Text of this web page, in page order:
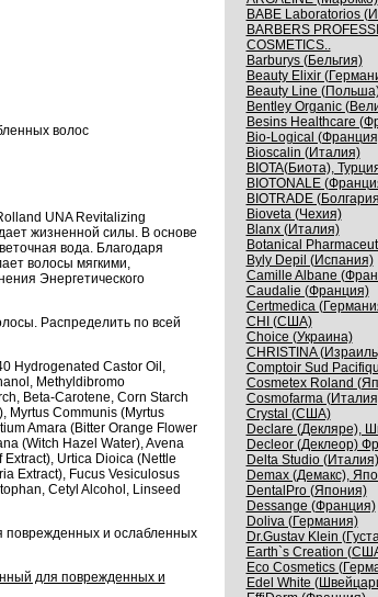
волос
UNA Revitalizing
жизненной силы. В основе
вода. Благодаря
волосы мягкими,
Энергетического
Распределить по всей
Hydrogenated Castor Oil,
Methyldibromo
Beta-Carotene, Corn Starch
Myrtus Communis (Myrtus
Amara (Bitter Orange Flower
(Witch Hazel Water), Avena
Urtica Dioica (Nettle
Extract), Fucus Vesiculosus
Cetyl Alcohol, Linseed
поврежденных и ослабленных
для поврежденных и
BABE Laboratorios
BARBERS
COSMETICS..
Barburys (Бельгия)
Beauty Elixir
Beauty Line
Bentley Organic
Besins Healthcare
Bio-Logical
Bioscalin (Италия)
BIOTA(Биота),
BIOTONALE
BIOTRADE
Bioveta (Чехия)
Blanx (Италия)
Botanical
Byly Depil (Испания)
Camille Albane
Caudalie (Франция)
Certmedica
CHI (США)
Choice (Украина)
CHRISTINA
Comptoir Sud
Cosmetex Roland
Cosmofarma
Crystal (США)
Declare (Декляре),
Decleor (Деклеор)
Delta Studio (Италия)
Demax (Демакс),
DentalPro (Япония)
Dessange (Франция)
Doliva (Германия)
Dr.Gustav Klein
Earth`s Creation
Eco Cosmetics
Edel White